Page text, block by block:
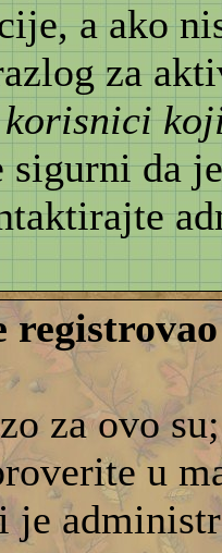
a ako
za
korisnici
sigurni da
za ovo
u